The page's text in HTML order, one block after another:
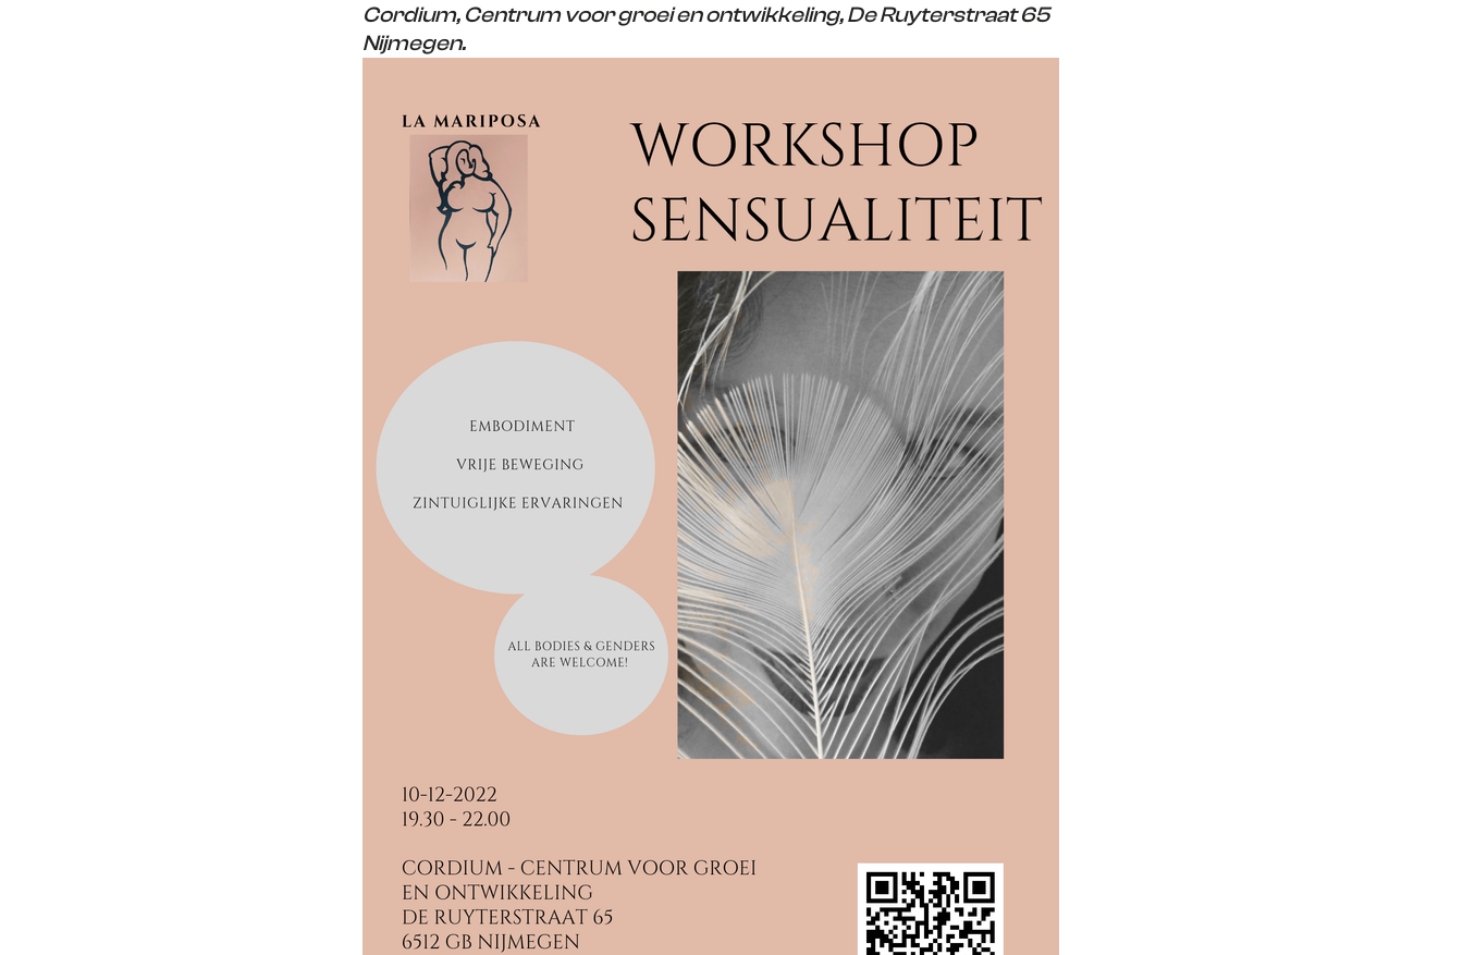
Cordium, Centrum voor groei en ontwikkeling, De Ruyterstraat 65
Nijmegen.